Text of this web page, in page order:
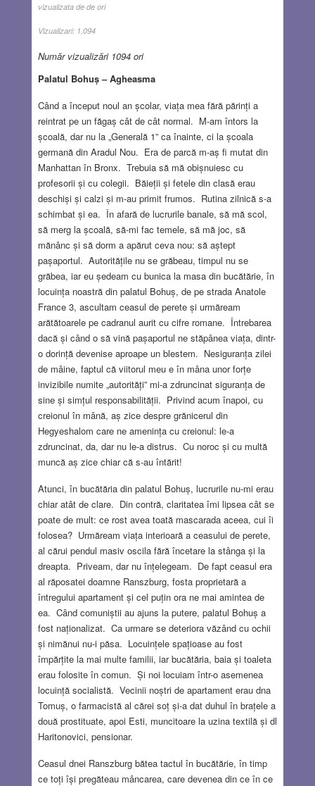
vizualizata de de ori
Vizualizari: 1,094
Număr vizualizări 1094 ori
Palatul Bohuș – Agheasma
Când a început noul an școlar, viața mea fără părinți a
reintrat pe un făgaș cât de cât normal. M-am întors la
școală, dar nu la „Generală 1” ca înainte, ci la școala
germană din Aradul Nou. Era de parcă m-aș fi mutat din
Manhattan în Bronx. Trebuia să mă obișnuiesc cu
profesorii și cu colegii. Băieții și fetele din clasă erau
deschiși și calzi și m-au primit frumos. Rutina zilnică s-a
schimbat și ea. În afară de lucrurile banale, să mă scol,
să merg la școală, să-mi fac temele, să mă joc, să
mănânc și să dorm a apărut ceva nou: să aștept
pașaportul. Autoritățile nu se grăbeau, timpul nu se
grăbea, iar eu ședeam cu bunica la masa din bucătărie, în
locuința noastră din palatul Bohuș, de pe strada Anatole
France 3, ascultam ceasul de perete și urmăream
arătătoarele pe cadranul aurit cu cifre romane. Întrebarea
dacă și când o să vină pașaportul ne stăpânea viața, dintr-
o dorință devenise aproape un blestem. Nesiguranța zilei
de mâine, faptul că viitorul meu e în mâna unor forțe
invizibile numite „autorități” mi-a zdruncinat siguranța de
sine și simțul responsabilității. Privind acum înapoi, cu
creionul în mână, aș zice despre grănicerul din
Hegyeshalom care ne amenința cu creionul: le-a
zdruncinat, da, dar nu le-a distrus. Cu noroc și cu multă
muncă aș zice chiar că s-au întărit!
Atunci, în bucătăria din palatul Bohuș, lucrurile nu-mi erau
chiar atât de clare. Din contră, claritatea îmi lipsea cât se
poate de mult: ce rost avea toată mascarada aceea, cui îi
folosea? Urmăream viața interioară a ceasului de perete,
al cărui pendul masiv oscila fără încetare la stânga și la
dreapta. Priveam, dar nu înțelegeam. De fapt ceasul era
al răposatei doamne Ranszburg, fosta proprietară a
întregului apartament și cel puțin ora ne mai amintea de
ea. Când comuniștii au ajuns la putere, palatul Bohuș a
fost naționalizat. Ca urmare se deteriora văzând cu ochii
și nimănui nu-i păsa. Locuințele spațioase au fost
împărțite la mai multe familii, iar bucătăria, baia și toaleta
erau folosite în comun. Și noi locuiam într-o asemenea
locuință socialistă. Vecinii noștri de apartament erau dna
Tomuș, o farmacistă al cărei soț și-a dat duhul în brațele a
două prostituate, apoi Esti, muncitoare la uzina textilă și dl
Haritonovici, pensionar.
Ceasul dnei Ranszburg bătea tactul în bucătărie, în timp
ce toți își pregăteau mâncarea, care devenea din ce în ce